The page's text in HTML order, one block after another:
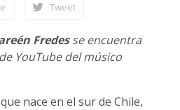
Tweet
Fredesse encuentra
YouTube del músico
nace en el sur de Chile,